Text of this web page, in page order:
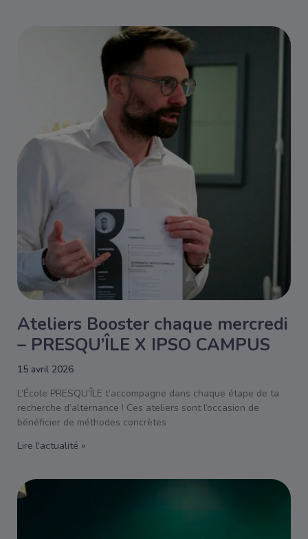
Ateliers Booster chaque mercredi
– PRESQU’ÎLE X IPSO CAMPUS
15 avril 2026
L’École PRESQU’ÎLE t’accompagne dans chaque étape de ta
recherche d’alternance ! Ces ateliers sont l’occasion de
bénéficier de méthodes concrètes
Lire l'actualité »